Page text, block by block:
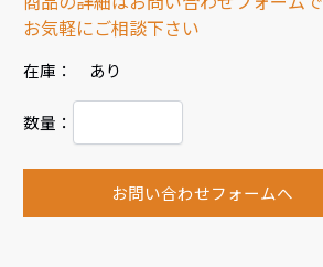
お気軽にご相談下さい
在庫： あり
数量：
お問い合わせフォームへ